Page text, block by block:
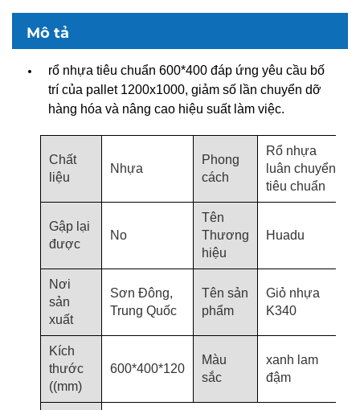
Mô tả
rổ nhựa tiêu chuẩn 600*400 đáp ứng yêu cầu bố
trí của pallet 1200x1000, giảm số lần chuyển dỡ
hàng hóa và nâng cao hiệu suất làm việc.
Chất
liệu
Nhựa
Phong
cách
Rổ nhựa
luân chuyển
tiêu chuẩn
Gập lại
được
No
Tên
Thương
hiệu
Huadu
Nơi
sản
xuất
Sơn Đông,
Trung Quốc
Tên sản
phẩm
Giỏ nhựa
K340
Kích
thước
((mm)
600*400*120
Màu
sắc
xanh lam
đậm